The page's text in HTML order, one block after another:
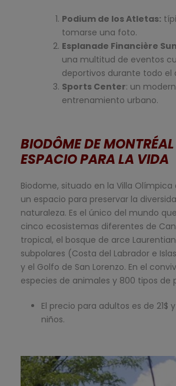
Podium de los Atletas:
tomarse una foto.
Esplanade Financière
una multitud de eventos
deportivos durante todo el
Sports Center: un
entrenamiento urbano.
BIODÔME DE
ESPACIO PARA LA VIDA
Biodome, situado en la Villa Olímpica
un espacio para preservar la
naturaleza. Es el único del mundo
cinco ecosistemas diferentes de
tropical, el bosque de arce
subpolares (Costa del Labrador e
y el Golfo de San Lorenzo. En el
especies de animales y 800 tipos de
El precio para adultos es de 21$
niños.